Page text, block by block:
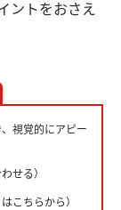
ントをおさえ
視覚的にアピー
せる）
こちらから）